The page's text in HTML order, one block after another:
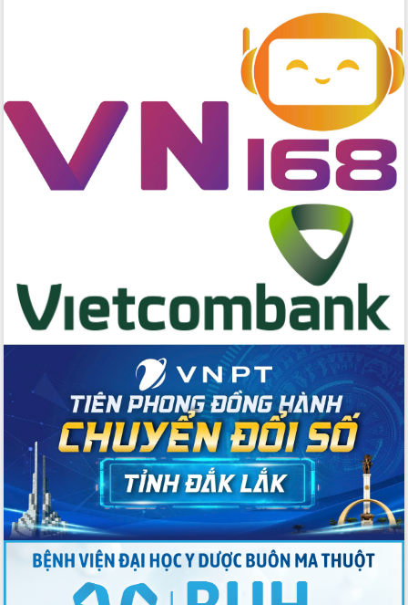
Đắk Lắk đẩy mạnh nuôi biển công
nghệ, hướng tới phát triển thủy sản
bền vững
Tập huấn nâng cao năng lực triển khai
chuyển đổi số cho cán bộ, công chức
Đẩy mạnh cải cách hành chính, quyết
tâm đạt được mục tiêu tăng trưởng
hai con số trong năm 2026
Tổ chức trang trọng Lễ hội Đền thờ
Lương Văn Chánh năm 2026
Phó Bí thư Tỉnh ủy Đắk Lắk Đỗ Hữu
Huy giữ chức Bí thư Đảng ủy Ủy Ban
Nhân dân tỉnh
Bệnh án điện tử thúc đẩy chuyển đổi
số y tế tại Đắk Lắk
Chuyển đổi số thư viện: Mở rộng
không gian tri thức trong thời đại số
Đánh giá, rút kinh nghiệm công tác tổ
chức diễn tập trước ngày bầu cử
Chương trình “Gặp gỡ hữu nghị –
Friendship Meeting New Year 2026”